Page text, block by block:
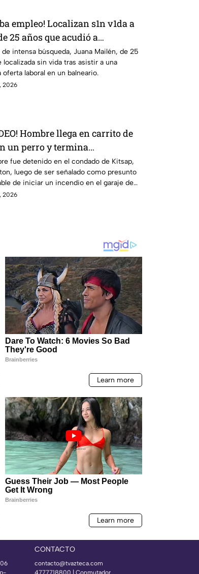
empleo! Localizan s1n v1da a
25 años que acudió a
de trabajo falsa
de intensa búsqueda, Juana Mailén, de 25
localizada sin vida tras asistir a una
oferta laboral en un balneario.
2026
Hombre llega en carrito de
un perro y termina
inc3ndio en una casa
fue detenido en el condado de Kitsap,
luego de ser señalado como presunto
de iniciar un incendio en el garaje de
2026
CONTACTO
contacto@tvazteca.com
4777718800 | Conmutador